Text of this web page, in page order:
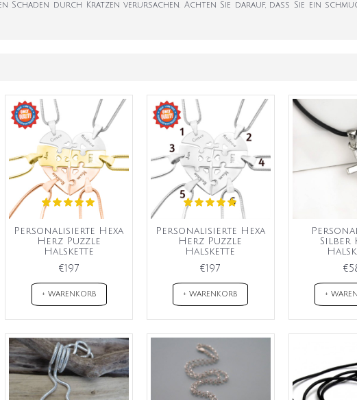
Schaden durch Kratzen verursachen. Achten Sie darauf, dass Sie ein
Personalisierte Hexa
Herz Puzzle
Halskette
€197
+ WARENKORB
Personalisierte Hexa
Herz Puzzle
Halskette
€197
+ WARENKORB
Silber
+